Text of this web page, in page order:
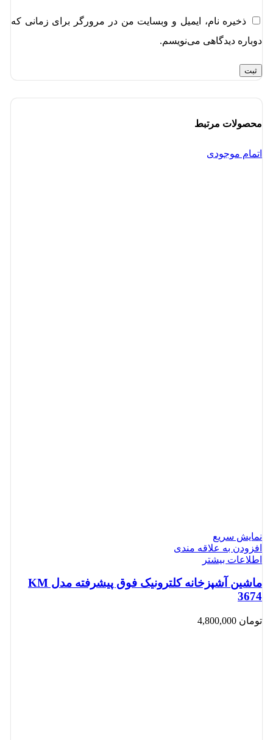
ذخیره نام، ایمیل و وبسایت من در مرورگر برای زمانی که
دوباره دیدگاهی می‌نویسم.
محصولات مرتبط
اتمام موجودی
نمایش سریع
افزودن به علاقه مندی
اطلاعات بیشتر
ماشین آشپزخانه کلترونیک فوق پیشرفته مدل KM
3674
تومان